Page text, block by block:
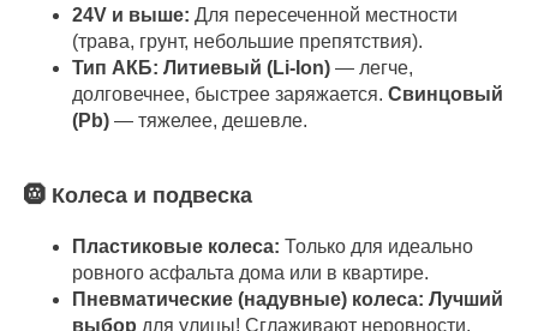
24V и выше: Для пересеченной местности
(трава, грунт, небольшие препятствия).
Тип АКБ: Литиевый (Li-Ion) — легче,
долговечнее, быстрее заряжается. Свинцовый
(Pb) — тяжелее, дешевле.
🛞 Колеса и подвеска
Пластиковые колеса: Только для идеально
ровного асфальта дома или в квартире.
Пневматические (надувные) колеса: Лучший
выбор для улицы! Сглаживают неровности,